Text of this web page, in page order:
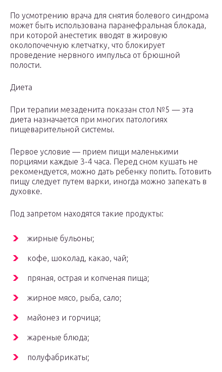
По усмотрению врача для снятия болевого синдрома
может быть использована паранефральная блокада,
при которой анестетик вводят в жировую
околопочечную клетчатку, что блокирует
проведение нервного импульса от брюшной
полости.
Диета
При терапии мезаденита показан стол №5 — эта
диета назначается при многих патологиях
пищеварительной системы.
Первое условие — прием пищи маленькими
порциями каждые 3-4 часа. Перед сном кушать не
рекомендуется, можно дать ребенку попить. Готовить
пищу следует путем варки, иногда можно запекать в
духовке.
Под запретом находятся такие продукты:
жирные бульоны;
кофе, шоколад, какао, чай;
пряная, острая и копченая пища;
жирное мясо, рыба, сало;
майонез и горчица;
жареные блюда;
полуфабрикаты;